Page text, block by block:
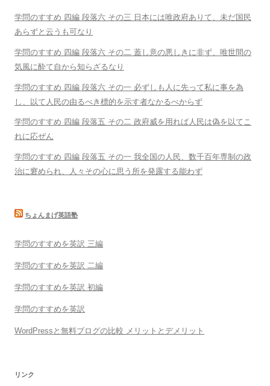
学問のすすめ 四編 段落六 その三 日本には唯政府ありて、未だ国民
あらずと云うも可なり
学問のすすめ 四編 段落六 その二 蓋し意の悪しきに非ず、唯世間の
気風に酔て自から知らざるなり
学問のすすめ 四編 段落六 その一 必ずしも人に先って私に事を為
し、以て人民の由るべき標的を示す者なかるべからず
学問のすすめ 四編 段落五 その二 政府威を用れば人民は偽を以てこ
れに応ぜん
学問のすすめ 四編 段落五 その一 我全国の人民、数千百年専制の政
治に窘められ、人々その心に思う所を発露する能わず
ちょんまげ英語塾
学問のすすめを英訳 三編
学問のすすめを英訳 二編
学問のすすめを英訳 初編
学問のすすめを英訳
WordPressと無料ブログの比較 メリットとデメリット
リンク